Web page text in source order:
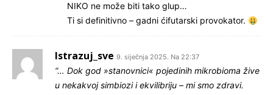
NIKO ne može biti tako glup…
Ti si definitivno – gadni ćifutarski provokator.
Istrazuj_sve 9. siječnja 2025. Na 22:37
“… Dok god »stanovnici« pojedinih mikrobioma žive
u nekakvoj simbiozi i ekvilibriju – mi smo zdravi.